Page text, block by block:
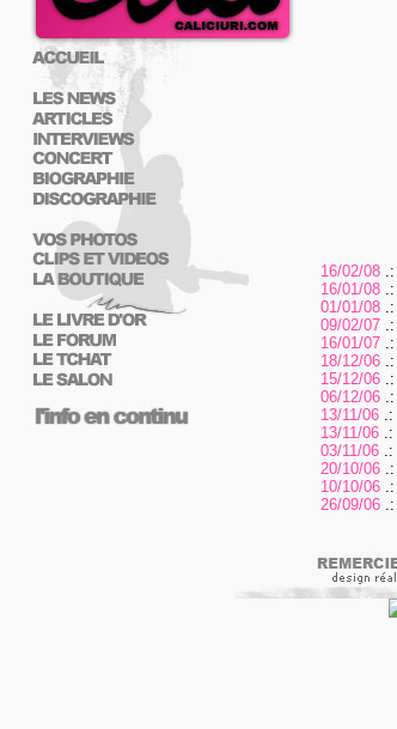
16/02/08 .:
16/01/08 .:
01/01/08 .:
09/02/07 .:
16/01/07 .:
18/12/06 .:
15/12/06 .:
06/12/06 .:
13/11/06 .:
13/11/06 .:
03/11/06 .:
20/10/06 .:
10/10/06 .:
26/09/06 .: